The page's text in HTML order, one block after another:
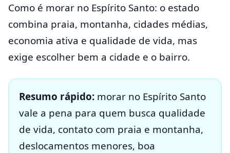
Como é morar no Espírito Santo: o estado
combina praia, montanha, cidades médias,
economia ativa e qualidade de vida, mas
exige escolher bem a cidade e o bairro.
Resumo rápido: morar no Espírito Santo
vale a pena para quem busca qualidade
de vida, contato com praia e montanha,
deslocamentos menores, boa